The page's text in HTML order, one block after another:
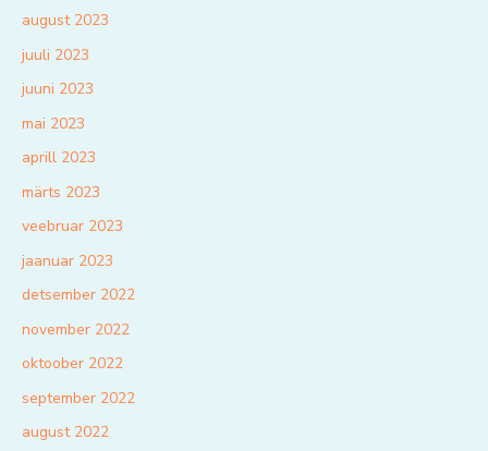
august 2023
juuli 2023
juuni 2023
mai 2023
aprill 2023
märts 2023
veebruar 2023
jaanuar 2023
detsember 2022
november 2022
oktoober 2022
september 2022
august 2022